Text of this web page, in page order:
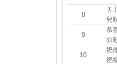
8
天
兒
9
恭
頭
10
祝
祝